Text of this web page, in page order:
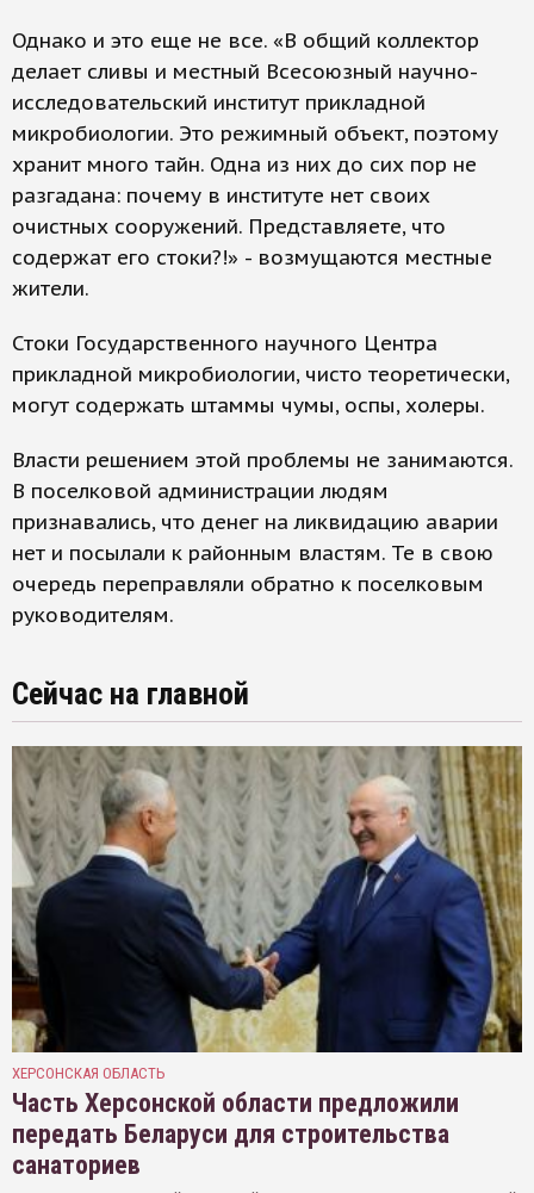
Однако и это еще не все. «В общий коллектор
делает сливы и местный Всесоюзный научно-
исследовательский институт прикладной
микробиологии. Это режимный объект, поэтому
хранит много тайн. Одна из них до сих пор не
разгадана: почему в институте нет своих
очистных сооружений. Представляете, что
содержат его стоки?!» - возмущаются местные
жители.
Стоки Государственного научного Центра
прикладной микробиологии, чисто теоретически,
могут содержать штаммы чумы, оспы, холеры.
Власти решением этой проблемы не занимаются.
В поселковой администрации людям
признавались, что денег на ликвидацию аварии
нет и посылали к районным властям. Те в свою
очередь переправляли обратно к поселковым
руководителям.
Сейчас на главной
ХЕРСОНСКАЯ ОБЛАСТЬ
Часть Херсонской области предложили
передать Беларуси для строительства
санаториев